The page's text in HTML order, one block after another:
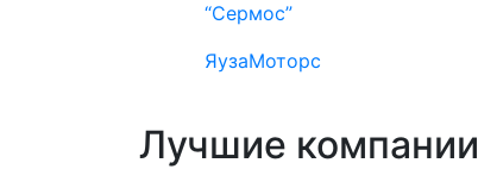
“Сермос”
ЯузаМоторс
Лучшие компании